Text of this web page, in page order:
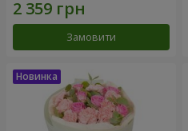
Замовити